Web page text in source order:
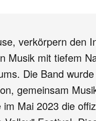
verkörpern den
Musik mit tiefem
Die Band
gemeinsam
Mai 2023 die